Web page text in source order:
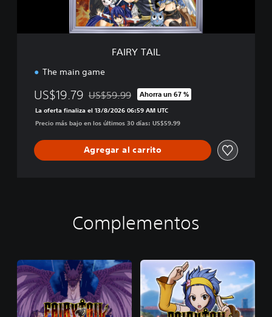
FAIRY TAIL
The main game
US$19.79 Rebajado del precio original de US$59.99
US$59.99 Ahorra un 67 %
La oferta finaliza el 13/8/2026 06:59 AM UTC
Precio más bajo en los últimos 30 días: US$59.99
Agregar al carrito
Complementos